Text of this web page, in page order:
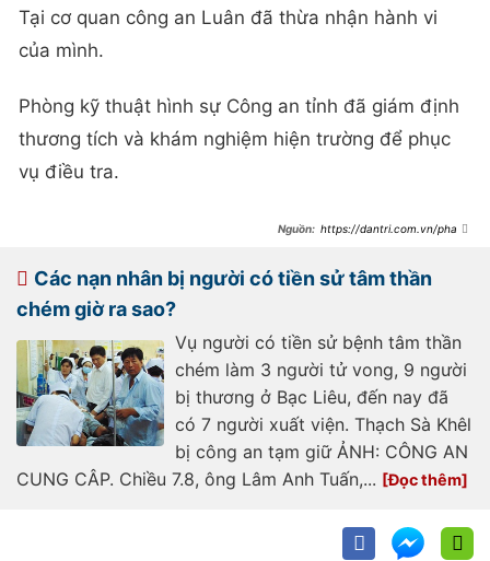
Tại cơ quan công an Luân đã thừa nhận hành vi
của mình.
Phòng kỹ thuật hình sự Công an tỉnh đã giám định
thương tích và khám nghiệm hiện trường để phục
vụ điều tra.
https://dantri.com.vn/phap-
20260607184404823.htm
Các nạn nhân bị người có tiền sử tâm thần
chém giờ ra sao?
Vụ người có tiền sử bệnh tâm thần
chém làm 3 người tử vong, 9 người
bị thương ở Bạc Liêu, đến nay đã
có 7 người xuất viện. Thạch Sà Khêl
bị công an tạm giữ ẢNH: CÔNG AN
CUNG CÂP. Chiều 7.8, ông Lâm Anh Tuấn,...